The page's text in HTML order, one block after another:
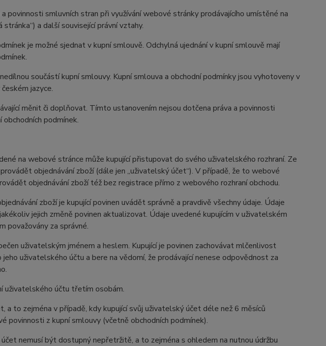
povinnosti smluvních stran při využívání webové stránky prodávajícího umístěné na
stránka“) a další související právní vztahy.
je možné sjednat v kupní smlouvě. Odchylná ujednání v kupní smlouvě mají
součástí kupní smlouvy. Kupní smlouva a obchodní podmínky jsou vyhotoveny v
jazyce.
měnit či doplňovat. Tímto ustanovením nejsou dotčena práva a povinnosti
podmínek.
na webové stránce může kupující přistupovat do svého uživatelského rozhraní. Ze
objednávání zboží (dále jen „uživatelský účet“). V případě, že to webové
objednávání zboží též bez registrace přímo z webového rozhraní obchodu.
zboží je kupující povinen uvádět správně a pravdivě všechny údaje. Údaje
jejich změně povinen aktualizovat. Údaje uvedené kupujícím v uživatelském
považovány za správné.
uživatelským jménem a heslem. Kupující je povinen zachovávat mlčenlivost
uživatelského účtu a bere na vědomí, že prodávající nenese odpovědnost za
uživatelského účtu třetím osobám.
a to zejména v případě, kdy kupující svůj uživatelský účet déle než 6 měsíců
povinnosti z kupní smlouvy (včetně obchodních podmínek).
nemusí být dostupný nepřetržitě, a to zejména s ohledem na nutnou údržbu